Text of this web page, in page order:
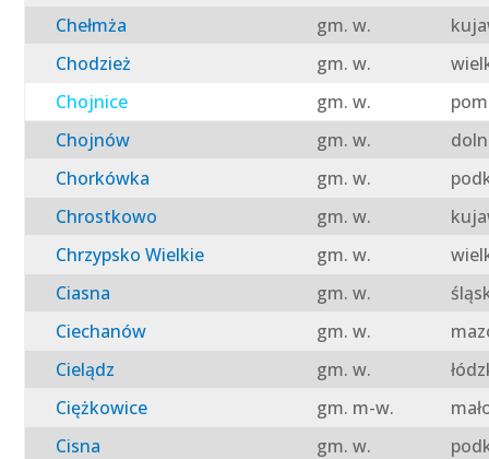
Chełmża
gm. w.
Chodzież
gm. w.
Chojnice
gm. w.
Chojnów
gm. w.
Chorkówka
gm. w.
Chrostkowo
gm. w.
Chrzypsko Wielkie
gm. w.
Ciasna
gm. w.
Ciechanów
gm. w.
Cielądz
gm. w.
Ciężkowice
gm. m-w.
Cisna
gm. w.